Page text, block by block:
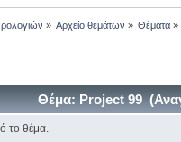
» Αρχείο θεμάτων » Θέματα »
Θέμα: Project 99
το θέμα.